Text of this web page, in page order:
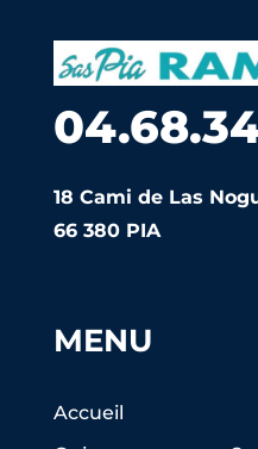
18 Cami de Las
66 380 PIA
MENU
Accueil